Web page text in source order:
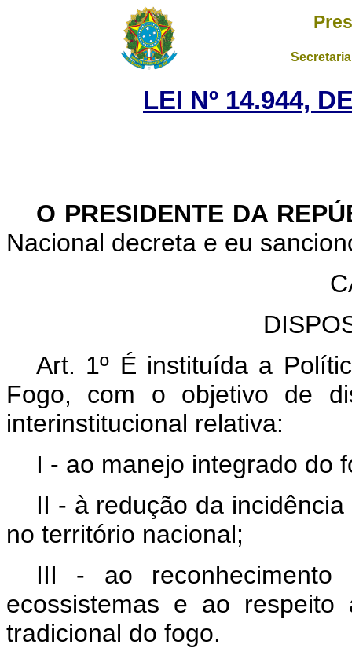
LEI Nº 14.944,
O PRESIDENTE DA
Nacional decreta e eu
Art. 1º É instituída a
Fogo, com o objetivo de
interinstitucional relativa:
I - ao manejo integrado do
II - à redução da
no território nacional;
III - ao
ecossistemas e ao
tradicional do fogo.